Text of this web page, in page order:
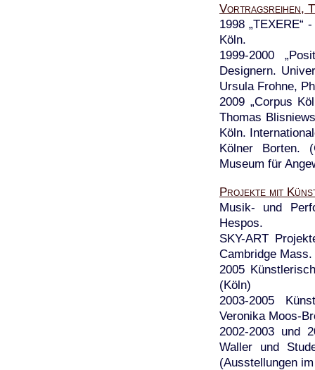
Vortragsreihen,
1998 „TEXERE“
Köln.
1999-2000
Designern.
Ursula Frohne,
2009 „Corpus
Thomas
Köln.
Kölner Borten.
Museum für
Projekte mit
Musik- und
Hespos.
SKY-ART
Cambridge
2005
(Köln)
2003-2005
Veronika Moos-
2002-2003 und
Waller und
(Ausstellungen